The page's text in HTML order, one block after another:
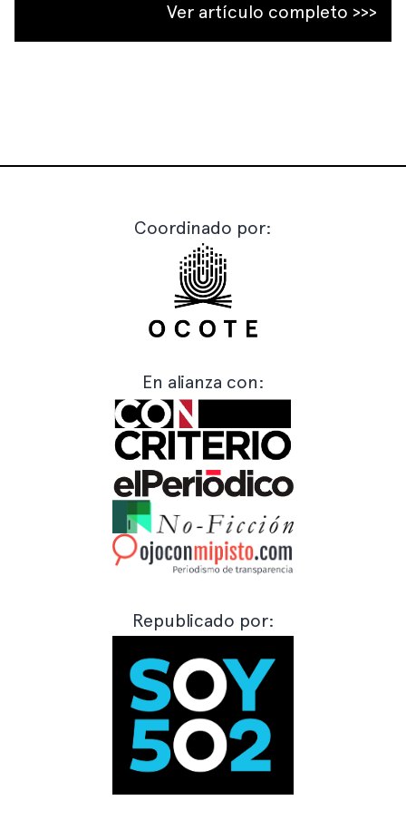
Ver artículo completo >>>
Coordinado por:
En alianza con:
Republicado por: